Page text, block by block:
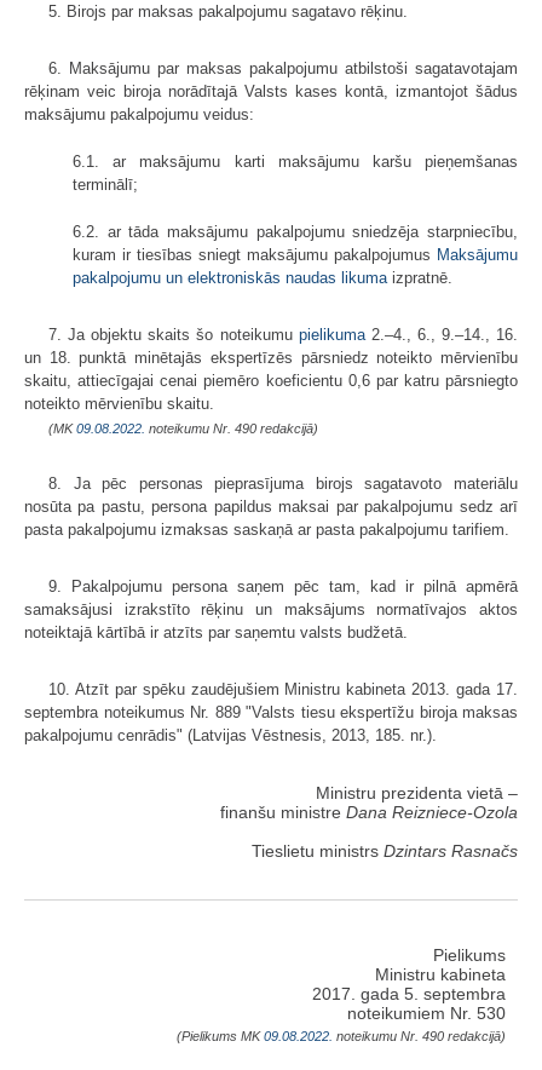
5. Birojs par maksas pakalpojumu sagatavo rēķinu.
6. Maksājumu par maksas pakalpojumu atbilstoši sagatavotajam
rēķinam veic biroja norādītajā Valsts kases kontā, izmantojot šādus
maksājumu pakalpojumu veidus:
6.1. ar maksājumu karti maksājumu karšu pieņemšanas
terminālī;
6.2. ar tāda maksājumu pakalpojumu sniedzēja starpniecību,
kuram ir tiesības sniegt maksājumu pakalpojumus Maksājumu
pakalpojumu un elektroniskās naudas likuma izpratnē.
7. Ja objektu skaits šo noteikumu pielikuma2.–4., 6., 9.–14., 16.
un 18. punktā minētajās ekspertīzēs pārsniedz noteikto mērvienību
skaitu, attiecīgajai cenai piemēro koeficientu 0,6 par katru pārsniegto
noteikto mērvienību skaitu.
(MK09.08.2022. noteikumu Nr. 490 redakcijā)
8. Ja pēc personas pieprasījuma birojs sagatavoto materiālu
nosūta pa pastu, persona papildus maksai par pakalpojumu sedz arī
pasta pakalpojumu izmaksas saskaņā ar pasta pakalpojumu tarifiem.
9. Pakalpojumu persona saņem pēc tam, kad ir pilnā apmērā
samaksājusi izrakstīto rēķinu un maksājums normatīvajos aktos
noteiktajā kārtībā ir atzīts par saņemtu valsts budžetā.
10. Atzīt par spēku zaudējušiem Ministru kabineta 2013. gada 17.
septembra noteikumus Nr. 889 "Valsts tiesu ekspertīžu biroja maksas
pakalpojumu cenrādis" (Latvijas Vēstnesis, 2013, 185. nr.).
Ministru prezidenta vietā –
finanšu ministre Dana Reizniece-Ozola
Tieslietu ministrs Dzintars Rasnačs
Pielikums
Ministru kabineta
2017. gada 5. septembra
noteikumiem Nr. 530
(Pielikums MK09.08.2022. noteikumu Nr. 490 redakcijā)